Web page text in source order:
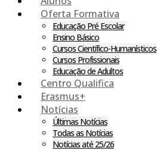
Oferta Formativa
Educação Pré Escolar
Ensino Básico
Cursos Científico-Humanísticos
Cursos Profissionais
Educação de Adultos
Centro Qualifica
Erasmus+
Notícias
Últimas Notícias
Todas as Notícias
Notícias até 25/26